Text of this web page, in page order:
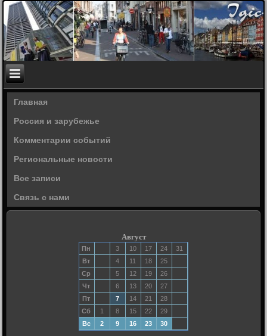
Главная
Россия и зарубежье
Комментарии событий
Региональные новости
Все записи
Связь с нами
Август
Пн 3 10 17 24
31
Вт
4 11 18
25
Ср
5 12 19
26
Чт
6 13 20
27
Пт
7 14 21
28
Сб
1 8 15 22
29
Вс
2 9 16 23 30